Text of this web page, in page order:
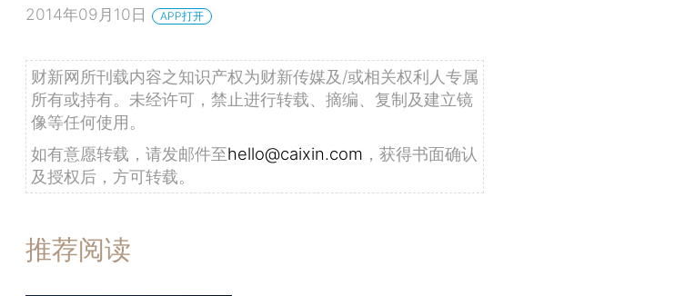
2014年09月10日 APP打开
财新网所刊载内容之知识产权为财新传媒及/或相关权利人专属
所有或持有。未经许可，禁止进行转载、摘编、复制及建立镜
像等任何使用。
如有意愿转载，请发邮件至hello@caixin.com ，获得书面确认
及授权后，方可转载。
推荐阅读